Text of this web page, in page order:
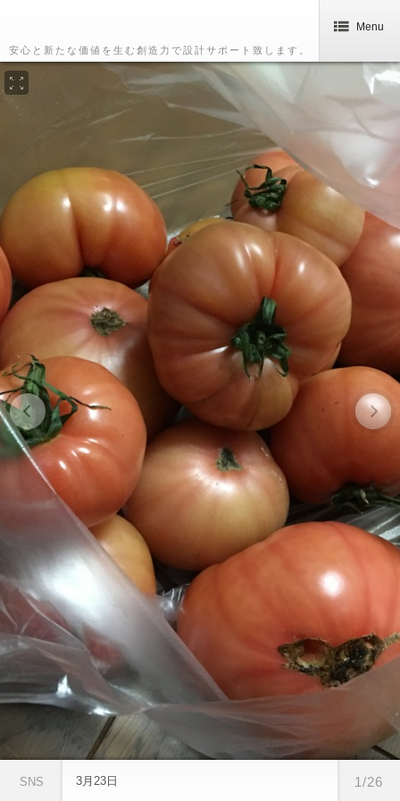
安心と新たな価値を生む創造力で設計サポート致します。
Menu
SNS 1/26
3月23日